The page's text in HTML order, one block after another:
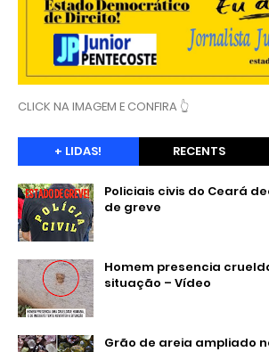
CLICK NA IMAGEM E CONFIRA 👆
+ LIDAS! RECENTS
Policiais civis do Ceará
de greve
Homem presencia
situação – Vídeo
Grão de areia ampliado